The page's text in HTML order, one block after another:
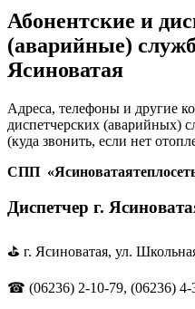
Абонентские и
(аварийные)
Ясиноватая
Адреса, телефоны и другие
диспетчерских (аварийных)
(куда звонить, если нет
СПП
Диспетчер г.
⛳ г. Ясиноватая, ул.
☎ (06236) 2-10-79, (06236) 4-